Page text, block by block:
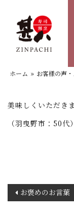
ホーム » お客様の声
美味しくいただき
（羽曳野市：50代）
稿
お褒めのお言葉